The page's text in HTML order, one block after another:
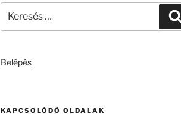
következő
Belépés
KAPCSOLÓDÓ OLDALAK